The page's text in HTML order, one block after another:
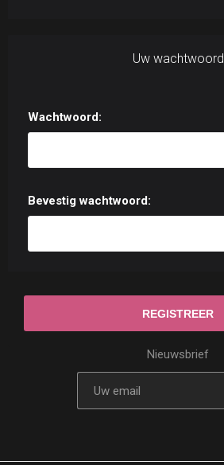
Uw wachtwoord
Wachtwoord:
Bevestig wachtwoord:
Nieuwsbrief